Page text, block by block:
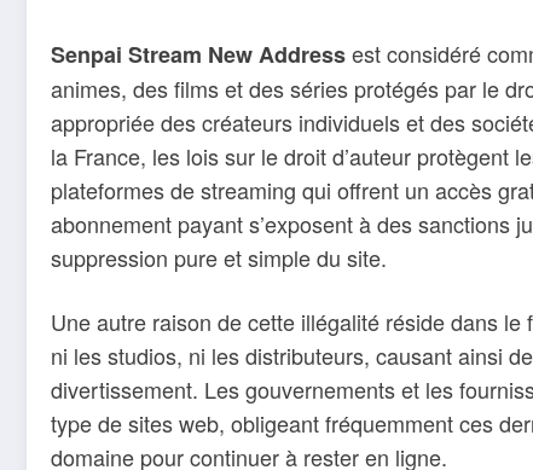
Senpai Stream New Addressest considéré
animes, des films et des séries protégés par le
appropriée des créateurs individuels et des
la France, les lois sur le droit d’auteur protègent
plateformes de streaming qui offrent un accès
abonnement payant s’exposent à des sanctions
suppression pure et simple du site.
Une autre raison de cette illégalité réside dans
ni les studios, ni les distributeurs, causant ainsi
divertissement. Les gouvernements et les
type de sites web, obligeant fréquemment ces
domaine pour continuer à rester en ligne.